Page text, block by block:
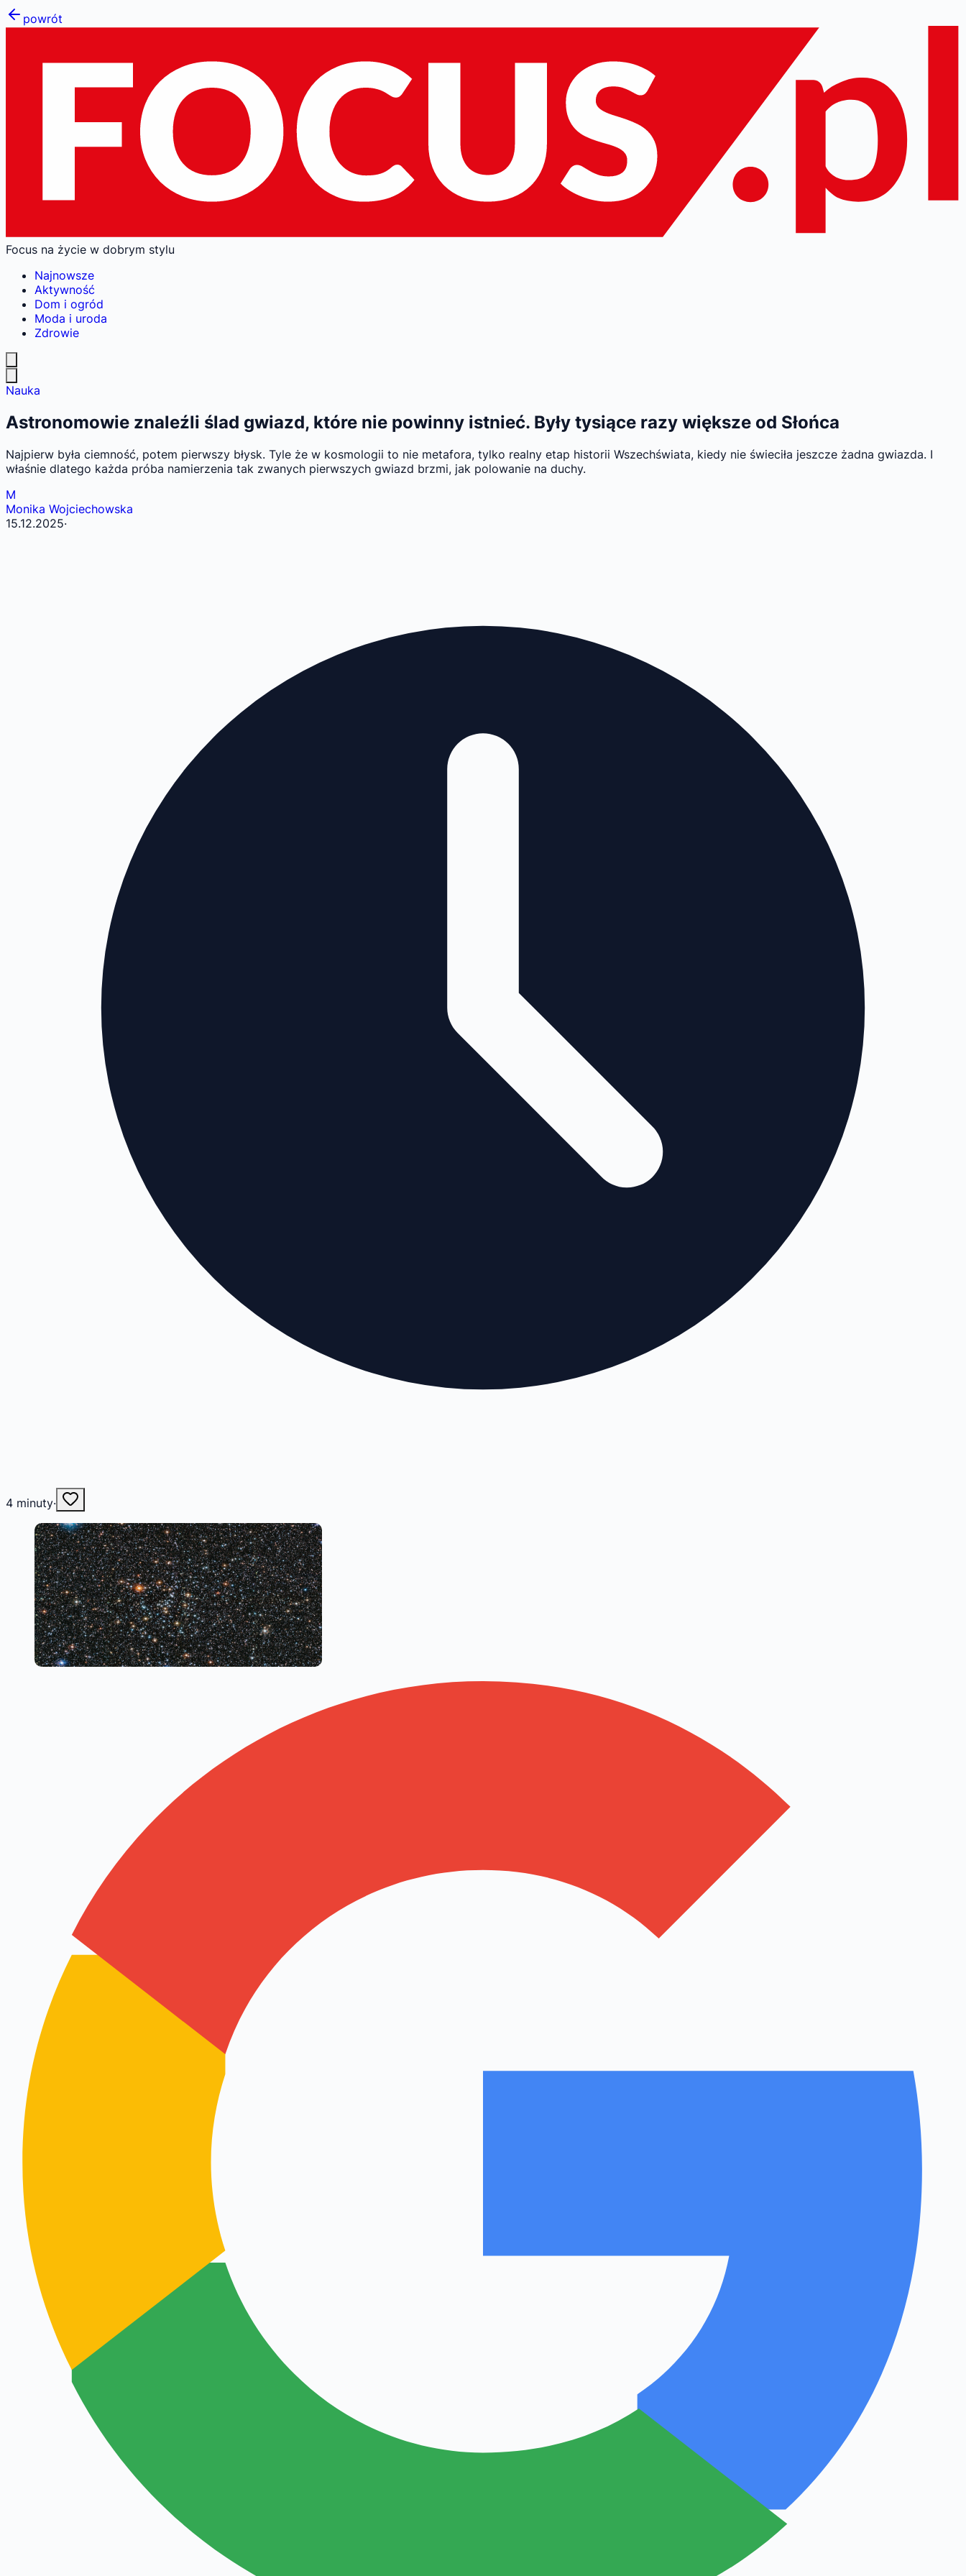
powrót
Focus na życie w dobrym stylu
Najnowsze
Aktywność
Dom i ogród
Moda i uroda
Zdrowie
Nauka
Astronomowie znaleźli ślad gwiazd, które nie powinny istnieć. Były tysiące razy większe od Słońca
Najpierw była ciemność, potem pierwszy błysk. Tyle że w kosmologii to nie metafora, tylko realny etap historii Wszechświata, kiedy nie świeciła jeszcze żadna gwiazda. I
właśnie dlatego każda próba namierzenia tak zwanych pierwszych gwiazd brzmi, jak polowanie na duchy.
M
Monika Wojciechowska
15.12.2025·
4 minuty·